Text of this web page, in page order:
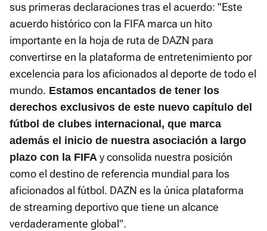
sus primeras declaraciones tras el acuerdo: "Este
acuerdo histórico con la FIFA marca un hito
importante en la hoja de ruta de DAZN para
convertirse en la plataforma de entretenimiento por
excelencia para los aficionados al deporte de todo el
mundo. Estamos encantados de tener los
derechos exclusivos de este nuevo capítulo del
fútbol de clubes internacional, que marca
además el inicio de nuestra asociación a largo
plazo con la FIFA y consolida nuestra posición
como el destino de referencia mundial para los
aficionados al fútbol. DAZN es la única plataforma
de streaming deportivo que tiene un alcance
verdaderamente global".